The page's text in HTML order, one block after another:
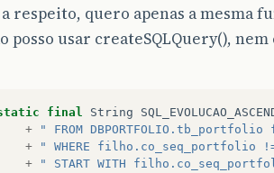
respeito, quero apenas a mesma
posso usar createSQLQuery(),
final String
+
" FROM
+
" WHERE filho.co_seq_portfolio
+
" START WITH